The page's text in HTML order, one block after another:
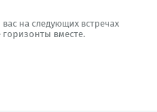
на следующих встречах
горизонты вместе.